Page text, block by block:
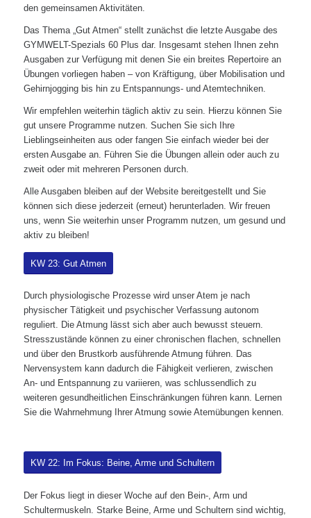
den gemeinsamen Aktivitäten.
Das Thema „Gut Atmen“ stellt zunächst die letzte Ausgabe des
GYMWELT-Spezials 60 Plus dar. Insgesamt stehen Ihnen zehn
Ausgaben zur Verfügung mit denen Sie ein breites Repertoire an
Übungen vorliegen haben – von Kräftigung, über Mobilisation und
Gehirnjogging bis hin zu Entspannungs- und Atemtechniken.
Wir empfehlen weiterhin täglich aktiv zu sein. Hierzu können Sie
gut unsere Programme nutzen. Suchen Sie sich Ihre
Lieblingseinheiten aus oder fangen Sie einfach wieder bei der
ersten Ausgabe an. Führen Sie die Übungen allein oder auch zu
zweit oder mit mehreren Personen durch.
Alle Ausgaben bleiben auf der Website bereitgestellt und Sie
können sich diese jederzeit (erneut) herunterladen. Wir freuen
uns, wenn Sie weiterhin unser Programm nutzen, um gesund und
aktiv zu bleiben!
KW 23: Gut Atmen
Durch physiologische Prozesse wird unser Atem je nach
physischer Tätigkeit und psychischer Verfassung autonom
reguliert. Die Atmung lässt sich aber auch bewusst steuern.
Stresszustände können zu einer chronischen flachen, schnellen
und über den Brustkorb ausführende Atmung führen. Das
Nervensystem kann dadurch die Fähigkeit verlieren, zwischen
An- und Entspannung zu variieren, was schlussendlich zu
weiteren gesundheitlichen Einschränkungen führen kann. Lernen
Sie die Wahrnehmung Ihrer Atmung sowie Atemübungen kennen.
KW 22: Im Fokus: Beine, Arme und Schultern
Der Fokus liegt in dieser Woche auf den Bein-, Arm und
Schultermuskeln. Starke Beine, Arme und Schultern sind wichtig,